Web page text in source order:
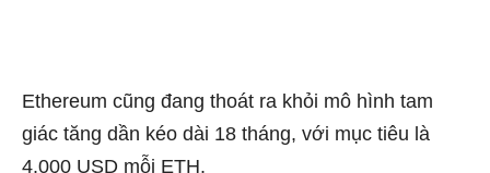
Ethereum cũng đang thoát ra khỏi mô hình tam
giác tăng dần kéo dài 18 tháng, với mục tiêu là
4.000 USD mỗi ETH.